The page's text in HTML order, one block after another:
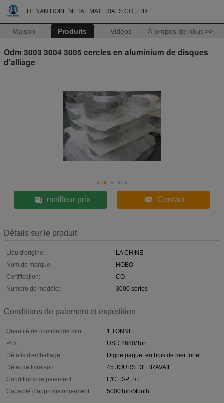
HENAN HOBE METAL MATERIALS CO.,LTD.
Maison Produits Vidéos À propos de nous>>
Odm 3003 3004 3005 cercles en aluminium de disques
d'alliage
meilleur prix Contact
Détails sur le produit
Lieu d'origine:
LA CHINE
Nom de marque:
HOBO
Certification:
CO
Numéro de modèle:
3000 séries
Conditions de paiement et expédition
Quantité de commande min:
1 TONNE
Prix:
USD 2680/Ton
Détails d'emballage:
Digne paquet en bois de mer forte
Délai de livraison:
45 JOURS DE TRAVAIL
Conditions de paiement:
L/C, D/P, T/T
Capacité d'approvisionnement:
5000Ton/Month